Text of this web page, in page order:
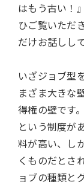
はもう古い！
ひご覧いただ
だけお話しし
いざジョブ型
まざま大きな
得権の壁です
という制度が
料が高い、し
くものだとさ
ョブの種類と